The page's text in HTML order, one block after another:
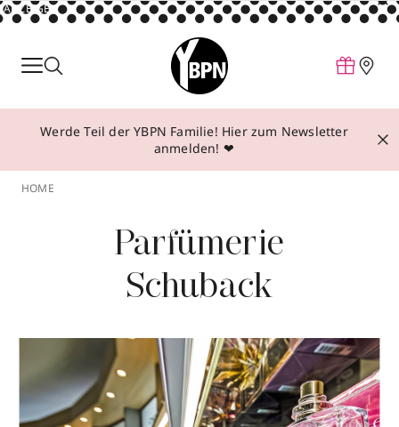
ANZEIGE
Parfum
Make-up
Behandlungen
Über YBPN
Aktionen
Werde Teil der YBPN Familie! Hier zum Newsletter
anmelden! ❤
HOME
Parfümerie
Schuback